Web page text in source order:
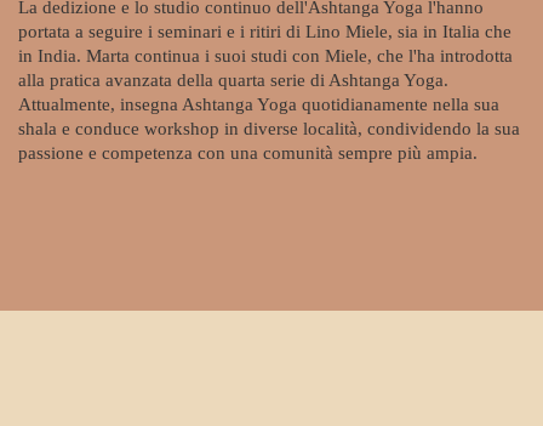
La dedizione e lo studio continuo dell'Ashtanga Yoga l'hanno
portata a seguire i seminari e i ritiri di Lino Miele, sia in Italia che
in India. Marta continua i suoi studi con Miele, che l'ha introdotta
alla pratica avanzata della quarta serie di Ashtanga Yoga.
Attualmente, insegna Ashtanga Yoga quotidianamente nella sua
shala e conduce workshop in diverse località, condividendo la sua
passione e competenza con una comunità sempre più ampia.